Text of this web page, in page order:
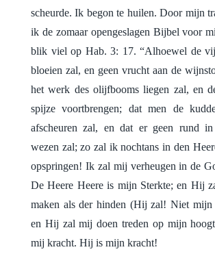
scheurde. Ik begon te huilen. Door mijn
ik de zomaar opengeslagen Bijbel voor
blik viel op Hab. 3: 17. “Alhoewel de
bloeien zal, en geen vrucht aan de
het werk des olijfbooms liegen zal, en
spijze voortbrengen; dat men de
afscheuren zal, en dat er geen rund
wezen zal; zo zal ik nochtans in den
opspringen! Ik zal mij verheugen in de
De Heere Heere is mijn Sterkte; en Hij
maken als der hinden (Hij zal! Niet mijn
en Hij zal mij doen treden op mijn
mij kracht. Hij is mijn kracht!